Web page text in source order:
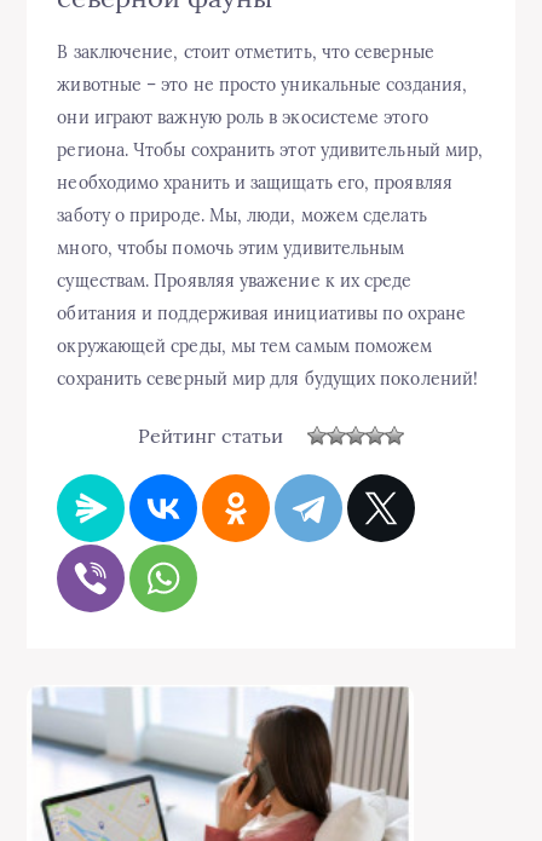
В заключение, стоит отметить, что северные
животные – это не просто уникальные создания,
они играют важную роль в экосистеме этого
региона. Чтобы сохранить этот удивительный мир,
необходимо хранить и защищать его, проявляя
заботу о природе. Мы, люди, можем сделать
много, чтобы помочь этим удивительным
существам. Проявляя уважение к их среде
обитания и поддерживая инициативы по охране
окружающей среды, мы тем самым поможем
сохранить северный мир для будущих поколений!
Рейтинг статьи